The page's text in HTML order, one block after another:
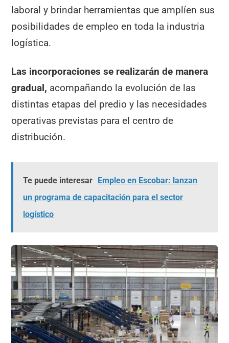
laboral y brindar herramientas que amplíen sus
posibilidades de empleo en toda la industria
logística.
Las incorporaciones se realizarán de manera
gradual, acompañando la evolución de las
distintas etapas del predio y las necesidades
operativas previstas para el centro de
distribución.
Te puede interesar Empleo en Escobar: lanzan
un programa de capacitación para el sector
logístico